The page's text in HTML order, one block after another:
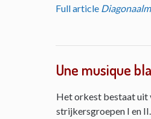
Full article
Une musique
Het orkest bestaat uit
strijkersgroepen I en